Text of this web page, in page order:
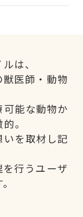
は、
医師・動物
能な動物か
。
を取材し記
行うユーザ